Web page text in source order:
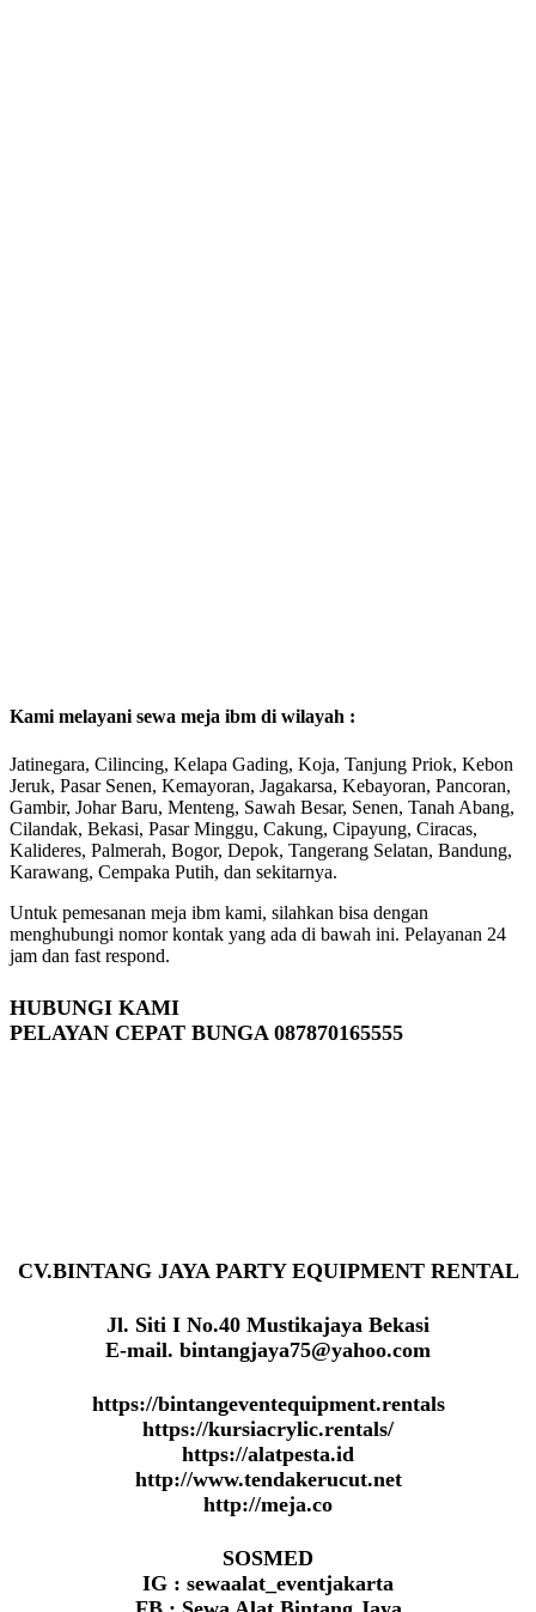
Kami melayani sewa meja ibm di wilayah :
Jatinegara, Cilincing, Kelapa Gading, Koja, Tanjung Priok, Kebon
Jeruk, Pasar Senen, Kemayoran, Jagakarsa, Kebayoran, Pancoran,
Gambir, Johar Baru, Menteng, Sawah Besar, Senen, Tanah Abang,
Cilandak, Bekasi, Pasar Minggu, Cakung, Cipayung, Ciracas,
Kalideres, Palmerah, Bogor, Depok, Tangerang Selatan, Bandung,
Karawang, Cempaka Putih, dan sekitarnya.
Untuk pemesanan meja ibm kami, silahkan bisa dengan
menghubungi nomor kontak yang ada di bawah ini. Pelayanan 24
jam dan fast respond.
HUBUNGI KAMI
PELAYAN CEPAT BUNGA 087870165555
CV.BINTANG JAYA PARTY EQUIPMENT RENTAL
Jl. Siti I No.40 Mustikajaya Bekasi
E-mail. bintangjaya75@yahoo.com
https://bintangeventequipment.rentals
https://kursiacrylic.rentals/
https://alatpesta.id
http://www.tendakerucut.net
http://meja.co
SOSMED
IG : sewaalat_eventjakarta